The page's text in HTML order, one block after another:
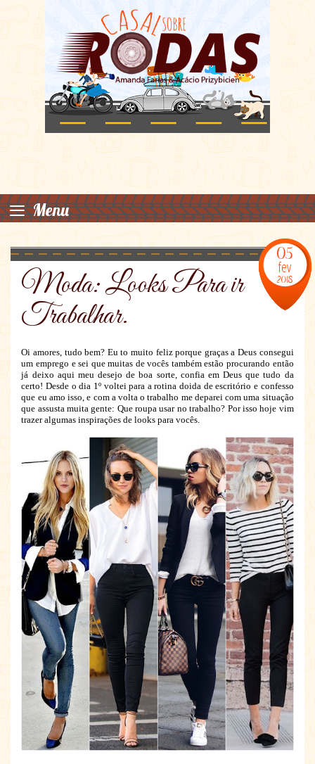
≡ Menu
05
fev
2018
Moda: Looks Para ir
Trabalhar.
Oi amores, tudo bem? Eu to muito feliz porque graças a Deus consegui
um emprego e sei que muitas de vocês também estão procurando então
já deixo aqui meu desejo de boa sorte, confia em Deus que tudo da
certo! Desde o dia 1º voltei para a rotina doida de escritório e confesso
que eu amo isso, e com a volta o trabalho me deparei com uma situação
que assusta muita gente: Que roupa usar no trabalho? Por isso hoje vim
trazer algumas inspirações de looks para vocês.